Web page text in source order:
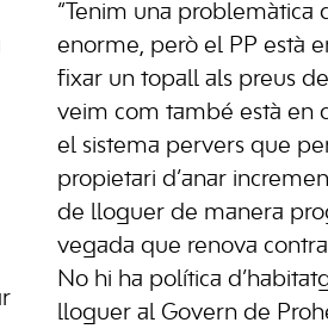
“Tenim una problemàtica
enorme, però el PP està
fixar un topall als preus
veim com també està en
el sistema pervers que
propietari d’anar
de lloguer de manera
vegada que renova
No hi ha política
lloguer al Govern de